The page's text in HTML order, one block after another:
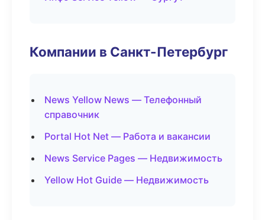
Компании в Санкт-Петербург
News Yellow News — Телефонный
справочник
Portal Hot Net — Работа и вакансии
News Service Pages — Недвижимость
Yellow Hot Guide — Недвижимость